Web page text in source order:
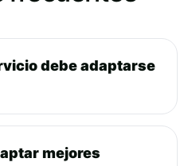
debe adaptarse
mejores